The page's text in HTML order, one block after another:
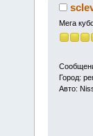
Мега
Город:
Авто: